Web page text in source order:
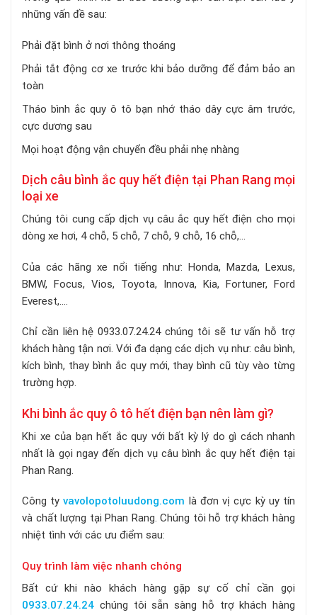
những vấn đề sau:
Phải đặt bình ở nơi thông thoáng
Phải tắt động cơ xe trước khi bảo dưỡng để đảm bảo an
toàn
Tháo bình ắc quy ô tô bạn nhớ tháo dây cực âm trước,
cực dương sau
Mọi hoạt động vận chuyển đều phải nhẹ nhàng
Dịch câu bình ắc quy hết điện tại Phan Rang mọi
loại xe
Chúng tôi cung cấp dịch vụ câu ắc quy hết điện cho mọi
dòng xe hơi, 4 chỗ, 5 chỗ, 7 chỗ, 9 chỗ, 16 chỗ,...
Của các hãng xe nổi tiếng như: Honda, Mazda, Lexus,
BMW, Focus, Vios, Toyota, Innova, Kia, Fortuner, Ford
Everest,....
Chỉ cần liên hệ 0933.07.24.24 chúng tôi sẽ tư vấn hỗ trợ
khách hàng tận nơi. Với đa dạng các dịch vụ như: câu bình,
kích bình, thay bình ắc quy mới, thay bình cũ tùy vào từng
trường hợp.
Khi bình ắc quy ô tô hết điện bạn nên làm gì?
Khi xe của bạn hết ắc quy với bất kỳ lý do gì cách nhanh
nhất là gọi ngay đến dịch vụ câu bình ắc quy hết điện tại
Phan Rang.
Công tyvavolopotoluudong.com là đơn vị cực kỳ uy tín
và chất lượng tại Phan Rang. Chúng tôi hỗ trợ khách hàng
nhiệt tình với các ưu điểm sau:
Quy trình làm việc nhanh chóng
Bất cứ khi nào khách hàng gặp sự cố chỉ cần gọi
0933.07.24.24 chúng tôi sẵn sàng hỗ trợ khách hàng